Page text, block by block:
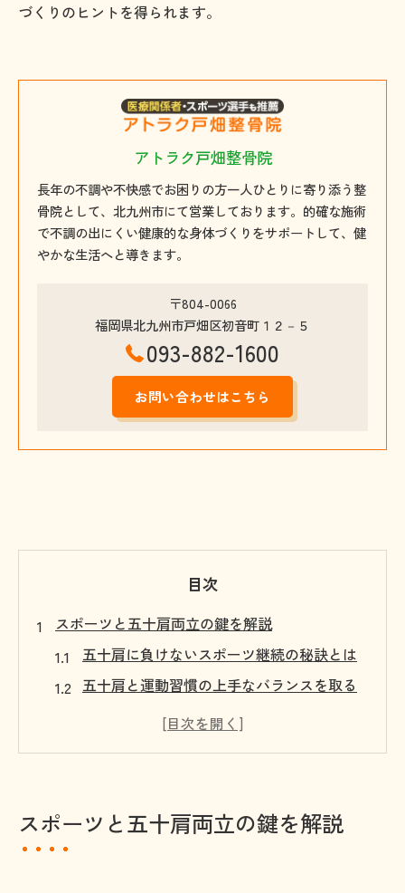
づくりのヒントを得られます。
アトラク戸畑整骨院
長年の不調や不快感でお困りの方一人ひとりに寄り添う整
骨院として、北九州市にて営業しております。的確な施術
で不調の出にくい健康的な身体づくりをサポートして、健
やかな生活へと導きます。
〒804-0066
福岡県北九州市戸畑区初音町１２－５
093-882-1600
お問い合わせはこちら
目次
スポーツと五十肩両立の鍵を解説
五十肩に負けないスポーツ継続の秘訣とは
五十肩と運動習慣の上手なバランスを取る
習慣
スポーツと五十肩両立の鍵を解説